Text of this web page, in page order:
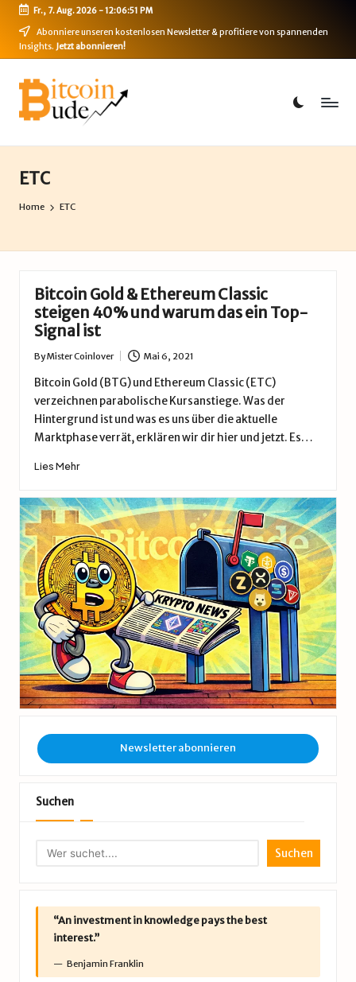
Skip
Fr., 7. Aug. 2026-12:06:51 PM
Abonniere unseren kostenlosen Newsletter & profitiere von spannenden
Insights. Jetzt abonnieren!
B
i
t
c
o
n
B
Bitcoin,
Ethereum,
DeFi
ETC
Home ETC
Bitcoin Gold & Ethereum Classic
steigen 40% und warum das ein Top-
Signal ist
Posted
by
ByMister Coinlover Mai 6, 2021
Bitcoin Gold (BTG) und Ethereum Classic (ETC)
verzeichnen parabolische Kursanstiege. Was der
Hintergrund ist und was es uns über die aktuelle
Marktphase verrät, erklären wir dir hier und jetzt. Es…
Lies Mehr
Newsletter abonnieren
Suchen
Suchen
“An investment in knowledge pays the best
interest.”
Benjamin Franklin